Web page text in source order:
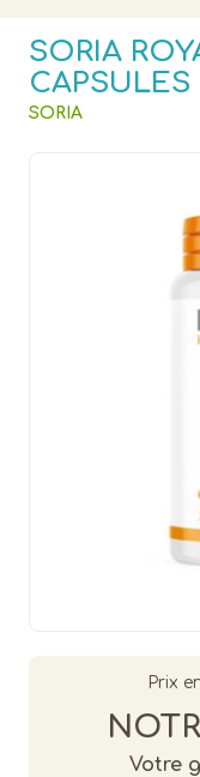
SORIA
CAPSULES
SORIA
Prix
Votre